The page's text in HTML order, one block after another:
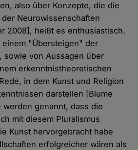
also über Konzepte, die die
Neurowissenschaften
2008], heißt es enthusiastisch.
"Übersteigen" der
sowie von Aussagen über
erkenntnistheoretischen
in dem Kunst und Religion
darstellen [Blume
werden genannt, dass die
mit diesem Pluralismus
Kunst hervorgebracht habe
erfolgreicher wären als